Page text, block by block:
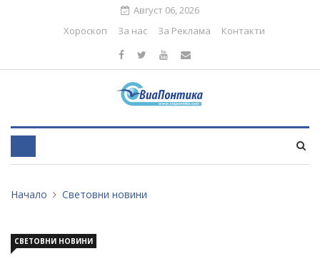
Август 06, 2026
Хороскоп
За нас За Реклама Контакти
Начало Световни новини
СВЕТОВНИ НОВИНИ